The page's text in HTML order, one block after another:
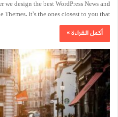
we design the best WordPress News and
Themes. It’s the ones closest to you that…
أكمل القراءة »